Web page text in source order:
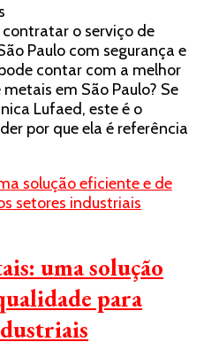
o serviço de
Paulo com segurança e
contar com a melhor
em São Paulo? Se
Lufaed, este é o
por que ela é referência
uma solução
para